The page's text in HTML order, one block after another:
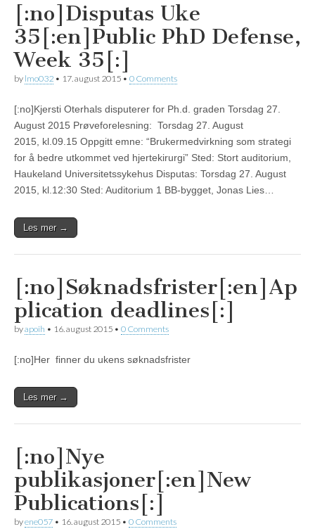
[:no]Disputas Uke
35[:en]Public PhD Defense,
Week 35[:]
by lmo032 • 17. august 2015 • 0 Comments
[:no]Kjersti Oterhals disputerer for Ph.d. graden Torsdag 27.
August 2015 Prøveforelesning: Torsdag 27. August
2015, kl.09.15 Oppgitt emne: “Brukermedvirkning som strategi
for å bedre utkommet ved hjertekirurgi” Sted: Stort auditorium,
Haukeland Universitetssykehus Disputas: Torsdag 27. August
2015, kl.12:30 Sted: Auditorium 1 BB-bygget, Jonas Lies…
Les mer →
[:no]Søknadsfrister[:en]Ap
plication deadlines[:]
byapoih • 16. august 2015 • 0 Comments
[:no]Her finner du ukens søknadsfrister
Les mer →
[:no]Nye
publikasjoner[:en]New
Publications[:]
byene057 • 16. august 2015 • 0 Comments